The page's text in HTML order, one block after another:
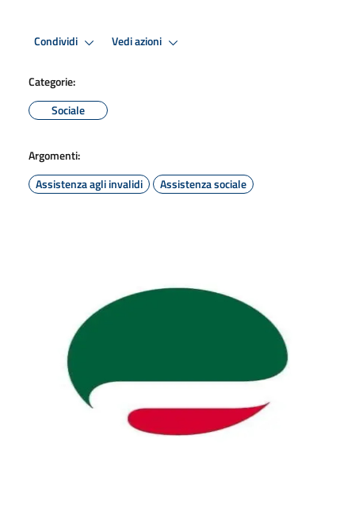
Condividi Vedi azioni
Categorie:
Sociale
Argomenti:
Assistenza agli invalidi
Assistenza sociale